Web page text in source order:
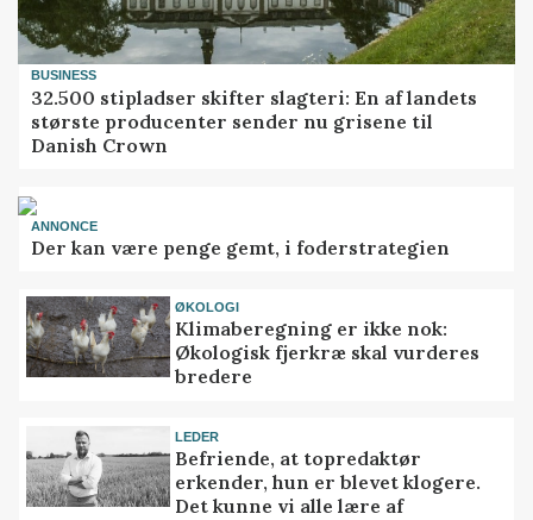
BUSINESS
32.500 stipladser skifter slagteri: En af landets
største producenter sender nu grisene til
Danish Crown
ANNONCE
Der kan være penge gemt, i foderstrategien
ØKOLOGI
Klimaberegning er ikke nok:
Økologisk fjerkræ skal vurderes
bredere
LEDER
Befriende, at topredaktør
erkender, hun er blevet klogere.
Det kunne vi alle lære af